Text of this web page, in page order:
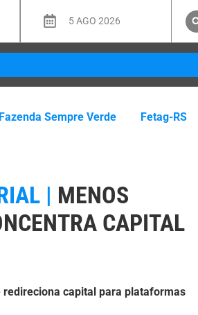
5 AGO 2026
Fazenda Sempre Verde Fetag-RS
| MENOS
CAPITAL
capital para plataformas